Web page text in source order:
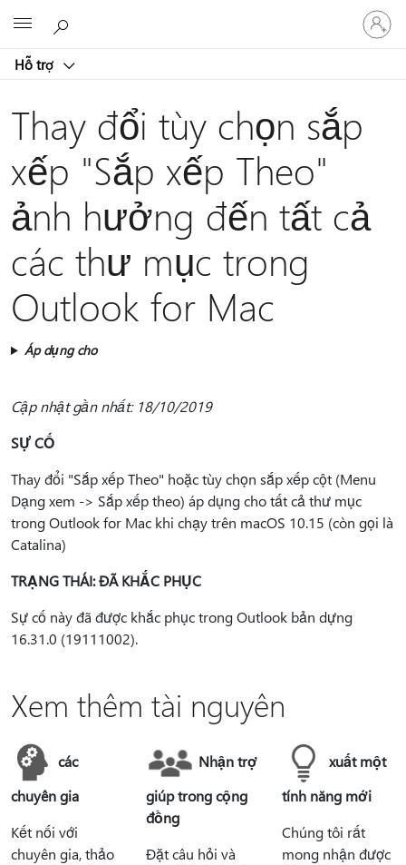
Hỗ trợ
Đăng
nhập
tài
Thay đổi tùy chọn sắp
xếp "Sắp xếp Theo"
ảnh hưởng đến tất cả
các thư mục trong
Outlook for Mac
Áp dụng cho
Cập nhật gần nhất: 18/10/2019
SỰ CỐ
Thay đổi "Sắp xếp Theo" hoặc tùy chọn sắp xếp cột (Menu
Dạng xem -> Sắp xếp theo) áp dụng cho tất cả thư mục
trong Outlook for Mac khi chạy trên macOS 10.15 (còn gọi là
Catalina)
TRẠNG THÁI: ĐÃ KHẮC PHỤC
Sự cố này đã được khắc phục trong Outlook bản dựng
16.31.0 (19111002).
Xem thêm tài nguyên
các
chuyên gia
Kết nối với
chuyên gia, thảo
Nhận trợ
giúp trong cộng
đồng
Đặt câu hỏi và
xuất một
tính năng mới
Chúng tôi rất
mong nhận được